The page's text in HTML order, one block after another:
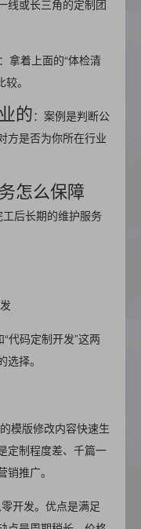
线或长三角的定制团
：拿着上面的“体检清
。
的：案例是判断公
方是否为你所在行业
怎么保障
后长期的维护服务
代码定制开发”这两
择。
模版修改内容快速生
定制程度差、千篇一
推广。
开发。优点是满足